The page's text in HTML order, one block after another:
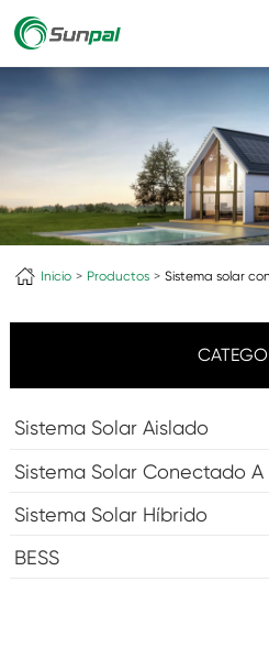
Inicio Productos Sistema solar
Sistema Solar Aislado
Sistema Solar Conectado A
Sistema Solar Híbrido
BESS